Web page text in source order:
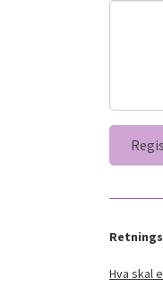
Hva skal